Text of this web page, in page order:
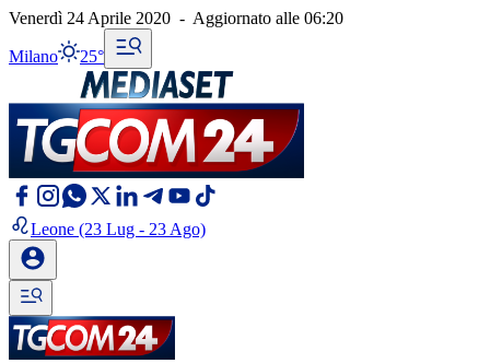
Venerdì 24 Aprile 2020 - Aggiornato alle 06:20
Milano 25°
Leone (23 Lug - 23 Ago)